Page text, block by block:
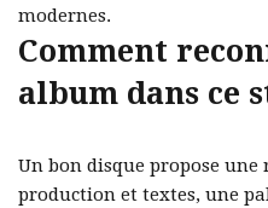
modernes.
Comment
album dans ce
Un bon disque propose une
production et textes, une